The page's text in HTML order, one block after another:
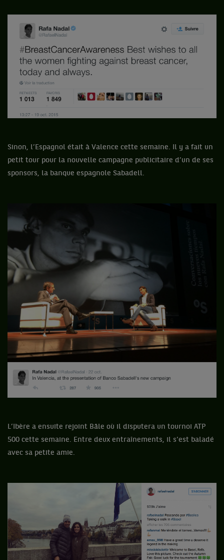
Sinon, l’Espagnol était à Valence cette semaine. Il y a fait un
petit tour pour la nouvelle campagne publicitaire d’un de ses
sponsors, la banque espagnole Sabadell.
L’Ibère a ensuite rejoint Bâle où il disputera un tournoi ATP
500 cette semaine. Entre deux entraînements, il s'est baladé
avec sa petite amie.